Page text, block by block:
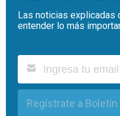
Las noticias explicadas
entender lo más
Regístrate a Boletín